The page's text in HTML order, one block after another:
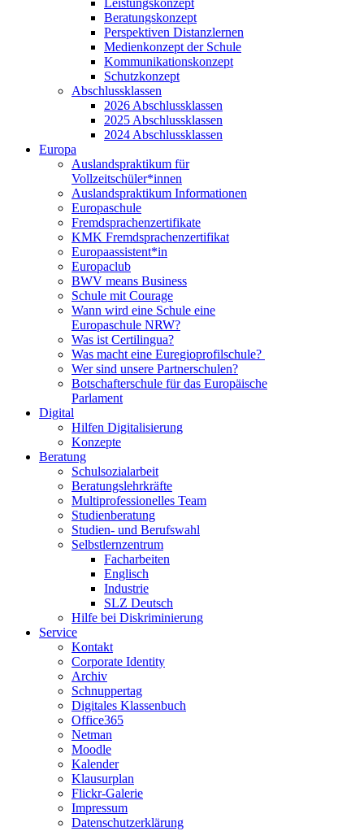
Leistungskonzept
Beratungskonzept
Perspektiven Distanzlernen
Medienkonzept der Schule
Kommunikationskonzept
Schutzkonzept
Abschlussklassen
2026 Abschlussklassen
2025 Abschlussklassen
2024 Abschlussklassen
Europa
Auslandspraktikum für
Vollzeitschüler*innen
Auslandspraktikum Informationen
Europaschule
Fremdsprachenzertifikate
KMK Fremdsprachenzertifikat
Europaassistent*in
Europaclub
BWV means Business
Schule mit Courage
Wann wird eine Schule eine
Europaschule NRW?
Was ist Certilingua?
Was macht eine Euregioprofilschule?
Wer sind unsere Partnerschulen?
Botschafterschule für das Europäische
Parlament
Digital
Hilfen Digitalisierung
Konzepte
Beratung
Schulsozialarbeit
Beratungslehrkräfte
Multiprofessionelles Team
Studienberatung
Studien- und Berufswahl
Selbstlernzentrum
Facharbeiten
Englisch
Industrie
SLZ Deutsch
Hilfe bei Diskriminierung
Service
Kontakt
Corporate Identity
Archiv
Schnuppertag
Digitales Klassenbuch
Office365
Netman
Moodle
Kalender
Klausurplan
Flickr-Galerie
Impressum
Datenschutzerklärung